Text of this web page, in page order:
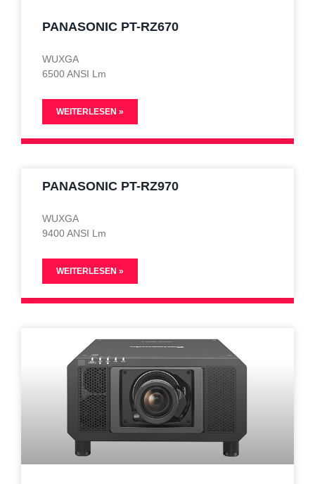
PANASONIC PT-RZ670
WUXGA
6500 ANSI Lm
WEITERLESEN »
PANASONIC PT-RZ970
WUXGA
9400 ANSI Lm
WEITERLESEN »